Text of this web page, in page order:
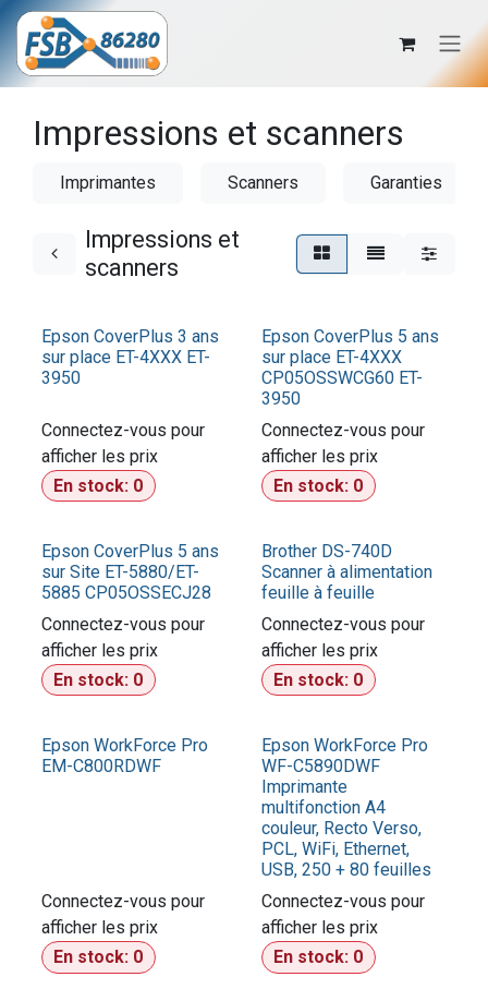
Se rendre au contenu
Impressions et scanners
Imprimantes Scanners Garanties
Impressions et
scanners
Epson CoverPlus 3 ans
sur place ET-4XXX ET-
3950
Connectez-vous pour
afficher les prix​
En stock: 0
Epson CoverPlus 5 ans
sur place ET-4XXX
CP05OSSWCG60 ET-
3950
Connectez-vous pour
afficher les prix​
En stock: 0
Epson CoverPlus 5 ans
sur Site ET-5880/ET-
5885 CP05OSSECJ28
Connectez-vous pour
afficher les prix​
En stock: 0
Brother DS-740D
Scanner à alimentation
feuille à feuille
Connectez-vous pour
afficher les prix​
En stock: 0
Epson WorkForce Pro
EM-C800RDWF
Connectez-vous pour
afficher les prix​
En stock: 0
Epson WorkForce Pro
WF-C5890DWF
Imprimante
multifonction A4
couleur, Recto Verso,
PCL, WiFi, Ethernet,
USB, 250 + 80 feuilles
Connectez-vous pour
afficher les prix​
En stock: 0